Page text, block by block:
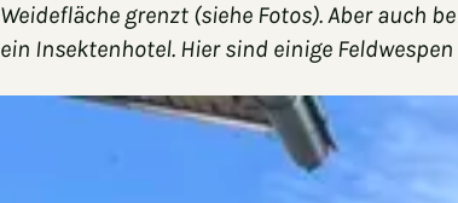
Weidefläche grenzt (siehe Fotos). Aber auch
ein Insektenhotel. Hier sind einige